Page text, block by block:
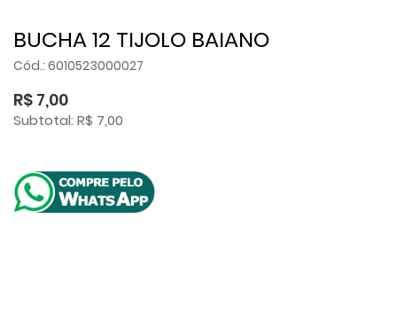
BUCHA 12 TIJOLO BAIANO
Cód.: 6010523000027
R$ 7,00
Subtotal: R$ 7,00